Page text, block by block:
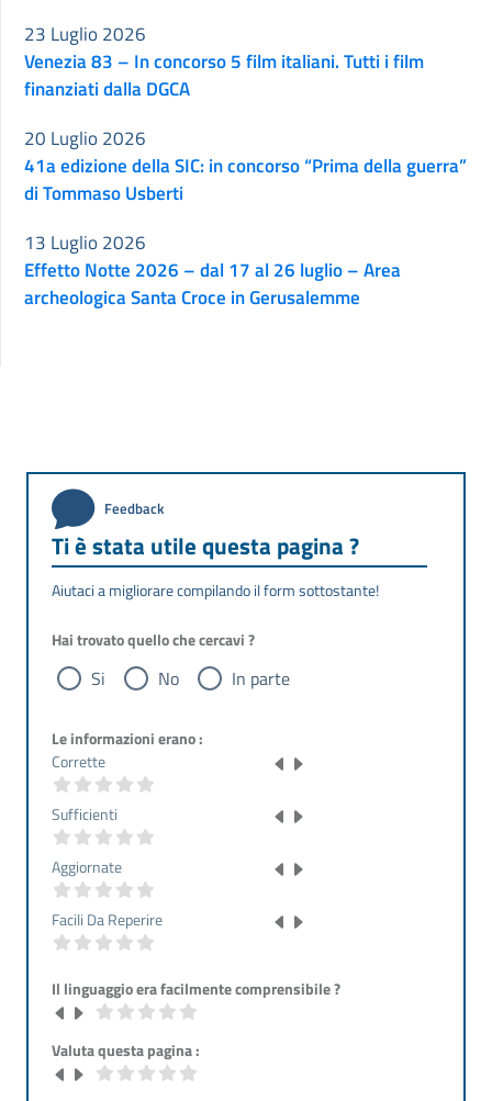
Venezia 83 – In concorso 5 film italiani. Tutti i film
finanziati dalla DGCA
23 Luglio 2026
41a edizione della SIC: in concorso “Prima della guerra”
di Tommaso Usberti
20 Luglio 2026
Effetto Notte 2026 – dal 17 al 26 luglio – Area
archeologica Santa Croce in Gerusalemme
13 Luglio 2026
Feedback
Ti è stata utile questa pagina ?
Aiutaci a migliorare compilando il form sottostante!
Hai trovato quello che cercavi ?
Si No In parte
Le informazioni erano :
Corrette
Sufficienti
Aggiornate
Facili Da Reperire
Il linguaggio era facilmente comprensibile ?
Valuta questa pagina :